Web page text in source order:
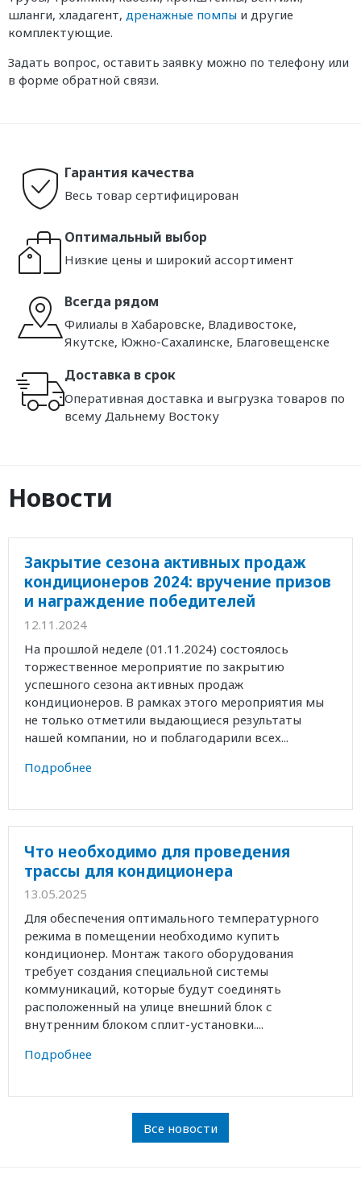
шланги, хладагент, дренажные помпы и другие
комплектующие.
Задать вопрос, оставить заявку можно по телефону или
в форме обратной связи.
Гарантия качества
Весь товар сертифицирован
Оптимальный выбор
Низкие цены и широкий ассортимент
Всегда рядом
Филиалы в Хабаровске, Владивостоке,
Якутске, Южно-Сахалинске, Благовещенске
Доставка в срок
Оперативная доставка и выгрузка товаров по
всему Дальнему Востоку
Новости
Закрытие сезона активных продаж
кондиционеров 2024: вручение призов
и награждение победителей
12.11.2024
На прошлой неделе (01.11.2024) состоялось
торжественное мероприятие по закрытию
успешного сезона активных продаж
кондиционеров. В рамках этого мероприятия мы
не только отметили выдающиеся результаты
нашей компании, но и поблагодарили всех...
Подробнее
Что необходимо для проведения
трассы для кондиционера
13.05.2025
Для обеспечения оптимального температурного
режима в помещении необходимо купить
кондиционер. Монтаж такого оборудования
требует создания специальной системы
коммуникаций, которые будут соединять
расположенный на улице внешний блок с
внутренним блоком сплит-установки....
Подробнее
Все новости